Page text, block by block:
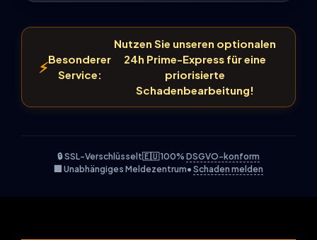
⚡Besonderer
Service:
Nutzen Sie unseren optionalen
24h Prime-Express für eine
priorisierte
Schadenbearbeitung!
🔒 SSL-Verschlüsselt🇪🇺 100% DSGVO-konform
🏢 Unabhängiges Meldezentrum• Schaden melden